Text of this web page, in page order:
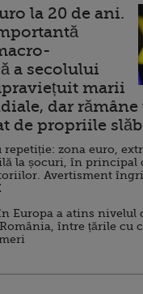
la 20 de ani.
a secolului
marii
dar rămâne
de propriile
repetiție: zona euro,
la șocuri, în principal
Avertisment
Europa a atins nivelul
între țările cu